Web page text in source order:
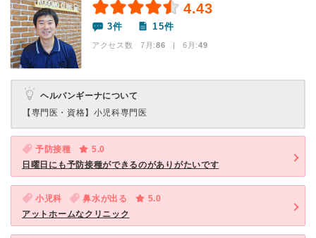
4.43
3件 15件
アクセス数 7月:86 | 6月:49
ヘルパンギーナについて
【専門医・資格】 小児科専門医
予防接種
5.0
日曜日にも予防接種ができるのがありがたいです
小児科 鼻水が出る
5.0
アットホームなクリニック